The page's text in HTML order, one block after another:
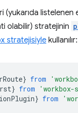
(yukarıda listelenen
olabilir) stratejinin
stratejisiyle kullanılır:
} from
} from
} from